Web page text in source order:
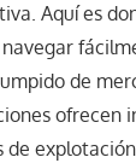
Aquí es
de
ofrecen